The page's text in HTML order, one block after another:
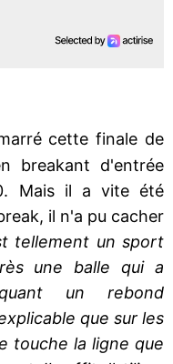
cette finale de
breakant d'entrée
Mais il a vite été
il n'a pu cacher
tellement un sport
une balle qui a
un rebond
que sur les
touche la ligne que